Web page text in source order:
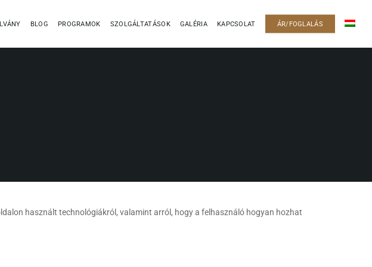
BLOG PROGRAMOK SZOLGÁLTATÁSOK GALÉRIA KAPCSOLAT ÁR/FOGLALÁS
használt technológiákról, valamint arról, hogy a felhasználó hogyan hozhat